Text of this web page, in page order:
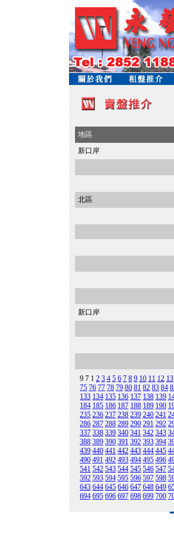
地區
新口岸
北區
新口岸
9 712 3 4 5 6 7 8 9 10 11 12 13
75 76 77 78 79 80 81 82 83 84
133 134 135 136 137 138 139
184 185 186 187 188 189 190
235 236 237 238 239 240 241
286 287 288 289 290 291 292
337 338 339 340 341 342 343
388 389 390 391 392 393 394
439 440 441 442 443 444 445
490 491 492 493 494 495 496
541 542 543 544 545 546 547
592 593 594 595 596 597 598
643 644 645 646 647 648 649
694 695 696 697 698 699 700